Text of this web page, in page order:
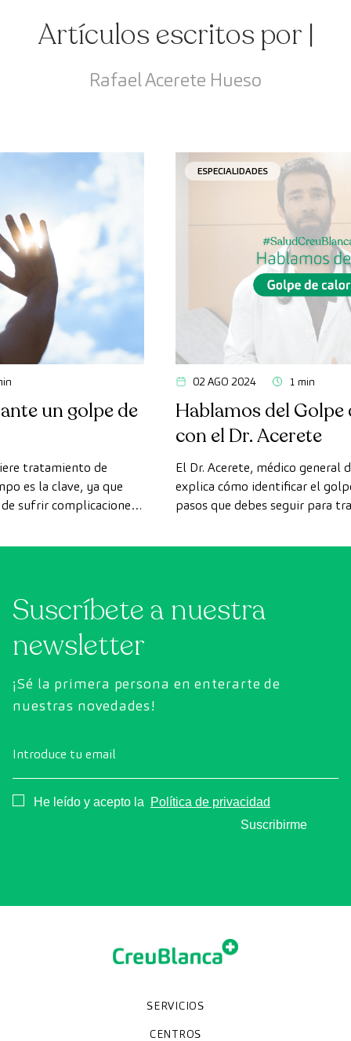
Artículos escritos por |
Rafael Acerete Hueso
un golpe de
tratamiento de
es la clave, ya que
sufrir complicaciones
ESPECIALIDADES
02 AGO 2024 1 min
Hablamos del Golpe
con el Dr. Acerete
El Dr. Acerete, médico general
explica cómo identificar el
pasos que debes seguir para
Suscríbete a nuestra
newsletter
¡Sé la primera persona en enterarte de
nuestras novedades!
Introduce tu email
Consentimiento
He leído y acepto la
Política de privacidad
Suscribirme
SERVICIOS
Especialidades
Diagnóstico por la imagen
Chequeos y revisiones médicas
Unidades especializadas
CENTROS